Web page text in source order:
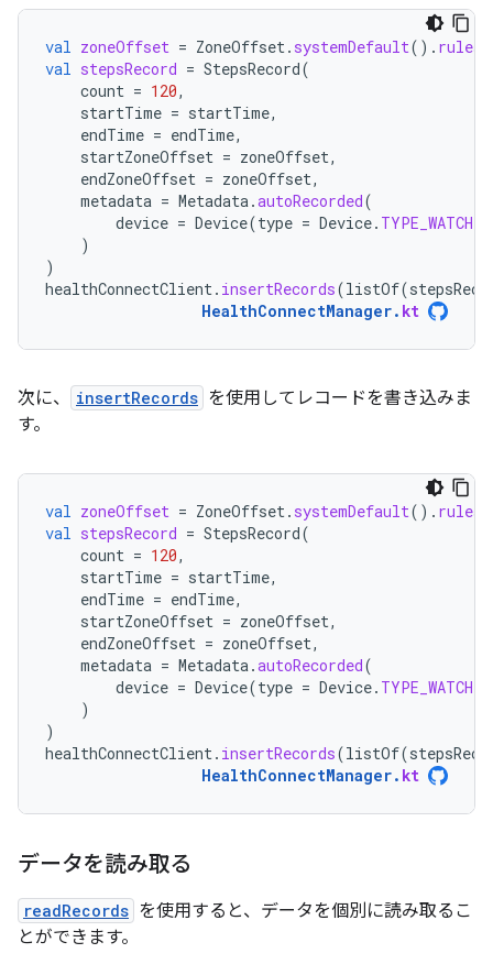
val zoneOffset = ZoneOffset. systemDefault(). rules
val stepsRecord = StepsRecord(
count = 120,
startTime = startTime,
endTime = endTime,
startZoneOffset = zoneOffset,
endZoneOffset = zoneOffset,
metadata = Metadata.autoRecorded(
device = Device(type = Device. TYPE_WATCH
)
)
healthConnectClient. insertRecords(listOf(
HealthConnectManager. kt
次に、 insertRecords を使用してレコードを書き込みま
す。
val zoneOffset = ZoneOffset. systemDefault(). rules
val stepsRecord = StepsRecord(
count = 120,
startTime = startTime,
endTime = endTime,
startZoneOffset = zoneOffset,
endZoneOffset = zoneOffset,
metadata = Metadata.autoRecorded(
device = Device(type = Device. TYPE_WATCH
)
)
healthConnectClient. insertRecords(listOf(
HealthConnectManager. kt
データを読み取る
readRecords を使用すると、データを個別に読み取るこ
とができます。